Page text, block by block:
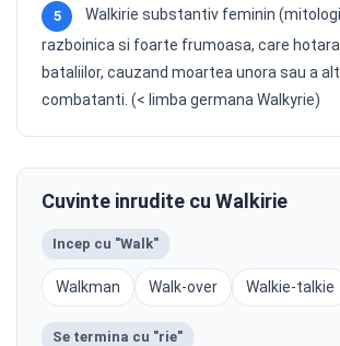
5
Walkirie substantiv feminin
razboinica si foarte frumoasa, care
bataliilor, cauzand moartea unora sau a
combatanti. (< limba germana Walkyrie)
Cuvinte inrudite cu Walkirie
Incep cu "Walk"
Walkman Walk-over Walkie-talkie
Se termina cu "rie"